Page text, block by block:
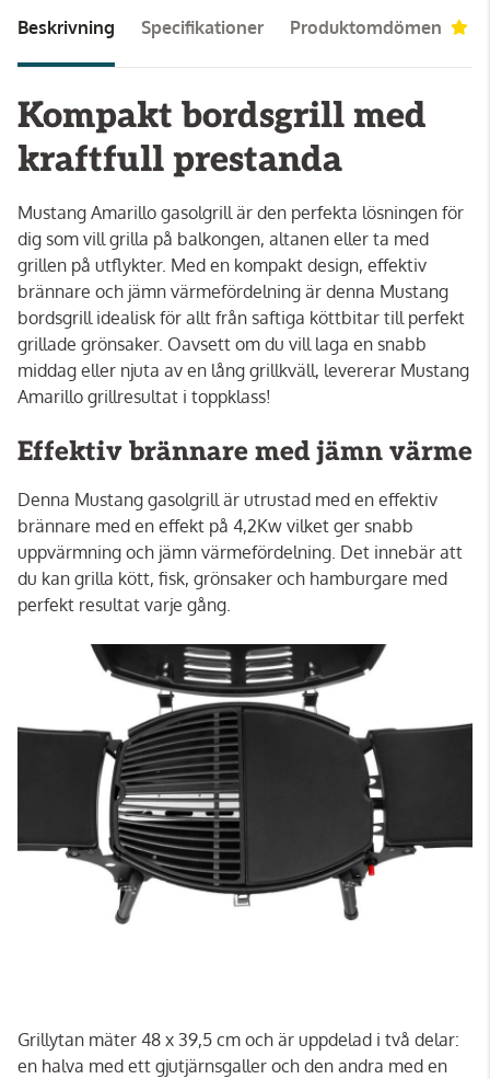
Beskrivning Specifikationer Produktomdömen
Kompakt bordsgrill med
kraftfull prestanda
Mustang Amarillo gasolgrill är den perfekta lösningen för
dig som vill grilla på balkongen, altanen eller ta med
grillen på utflykter. Med en kompakt design, effektiv
brännare och jämn värmefördelning är denna Mustang
bordsgrill idealisk för allt från saftiga köttbitar till perfekt
grillade grönsaker. Oavsett om du vill laga en snabb
middag eller njuta av en lång grillkväll, levererar Mustang
Amarillo grillresultat i toppklass!
Effektiv brännare med jämn värme
Denna Mustang gasolgrill är utrustad med en effektiv
brännare med en effekt på 4,2Kw vilket ger snabb
uppvärmning och jämn värmefördelning. Det innebär att
du kan grilla kött, fisk, grönsaker och hamburgare med
perfekt resultat varje gång.
Grillytan mäter 48 x 39,5 cm och är uppdelad i två delar:
en halva med ett gjutjärnsgaller och den andra med en